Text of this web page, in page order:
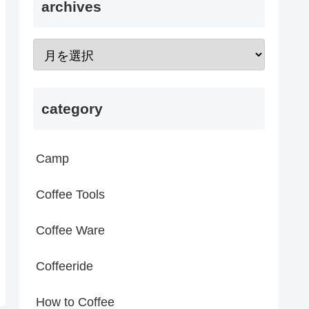
archives
category
Camp
Coffee Tools
Coffee Ware
Coffeeride
How to Coffee